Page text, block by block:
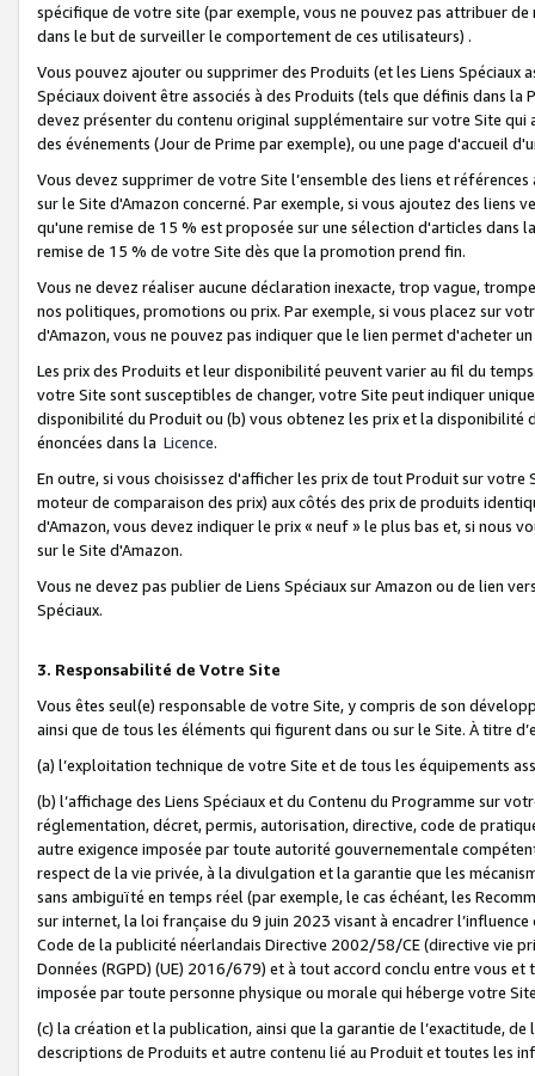
spécifique de votre site (par exemple, vous ne pouvez pas attribuer
dans le but de surveiller le comportement de ces utilisateurs) .
Vous pouvez ajouter ou supprimer des Produits (et les Liens
Spéciaux doivent être associés à des Produits (tels que définis dans
devez présenter du contenu original supplémentaire sur votre Site qui
des événements (Jour de Prime par exemple), ou une page d'accueil
Vous devez supprimer de votre Site l’ensemble des liens et
sur le Site d'Amazon concerné. Par exemple, si vous ajoutez des
qu'une remise de 15 % est proposée sur une sélection d'articles
remise de 15 % de votre Site dès que la promotion prend fin.
Vous ne devez réaliser aucune déclaration inexacte, trop vague,
nos politiques, promotions ou prix. Par exemple, si vous placez sur
d'Amazon, vous ne pouvez pas indiquer que le lien permet d'acheter
Les prix des Produits et leur disponibilité peuvent varier au fil du
votre Site sont susceptibles de changer, votre Site peut indiquer
disponibilité du Produit ou (b) vous obtenez les prix et la disponibilité
énoncées dans la Licence.
En outre, si vous choisissez d'afficher les prix de tout Produit sur
moteur de comparaison des prix) aux côtés des prix de produits
d'Amazon, vous devez indiquer le prix « neuf » le plus bas et, si nous
sur le Site d'Amazon.
Vous ne devez pas publier de Liens Spéciaux sur Amazon ou de lien
Spéciaux.
3. Responsabilité de Votre Site
Vous êtes seul(e) responsable de votre Site, y compris de son
ainsi que de tous les éléments qui figurent dans ou sur le Site. À titre
(a) l’exploitation technique de votre Site et de tous les équipements
(b) l’affichage des Liens Spéciaux et du Contenu du Programme sur
réglementation, décret, permis, autorisation, directive, code de
autre exigence imposée par toute autorité gouvernementale
respect de la vie privée, à la divulgation et la garantie que les
sans ambiguïté en temps réel (par exemple, le cas échéant, les
sur internet, la loi française du 9 juin 2023 visant à encadrer
Code de la publicité néerlandais Directive 2002/58/CE (directive vie
Données (RGPD) (UE) 2016/679) et à tout accord conclu entre vous
imposée par toute personne physique ou morale qui héberge votre
(c) la création et la publication, ainsi que la garantie de l’exactitude,
descriptions de Produits et autre contenu lié au Produit et toutes les